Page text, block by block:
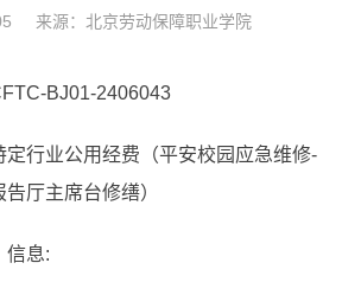
来源：北京劳动保障职业学院
BJ01-2406043
定行业公用经费（平安校园应急维修-
厅主席台修缮）
信息: